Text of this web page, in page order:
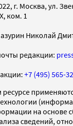
г. Москва, ул.
ком. 1
Николай
редакции:
+7 (495) 565-
на основе
сведений,